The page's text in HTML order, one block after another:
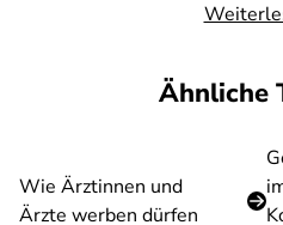
Ähnliche
Wie Ärztinnen und
Ärzte werben dürfen